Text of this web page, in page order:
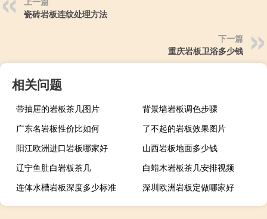
瓷砖岩板连纹处理方法
下一篇
重庆岩板卫浴多少钱
相关问题
带抽屉的岩板茶几图片
背景墙岩板调色步骤
广东名岩板性价比如何
了不起的岩板效果图片
阳江欧洲进口岩板哪家好
山西岩板地面多少钱
辽宁鱼肚白岩板茶几
白蜡木岩板茶几安排视频
连体水槽岩板深度多少标准
深圳欧洲岩板定做哪家好
广西现代简约岩板贵吗
岩板当背景墙好吗